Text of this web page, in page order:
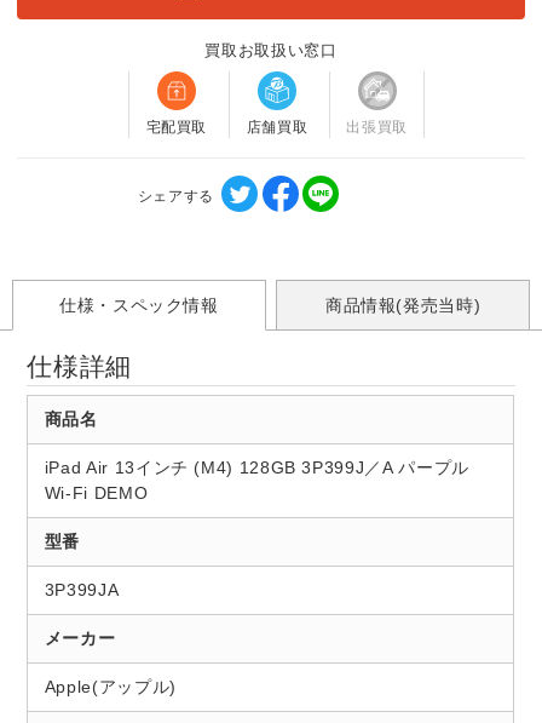
買取お取扱い窓口
宅配買取 店舗買取 出張買取
シェアする
仕様・スペック情報 商品情報(発売当時)
仕様詳細
商品名
iPad Air 13インチ (M4) 128GB 3P399J／A パープル
Wi-Fi DEMO
型番
3P399JA
メーカー
Apple(アップル)